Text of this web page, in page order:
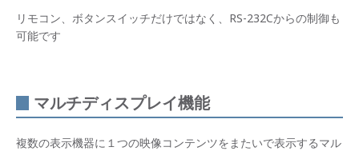
リモコン、ボタンスイッチだけではなく、RS-232Cからの制御も
可能です
マルチディスプレイ機能
複数の表示機器に１つの映像コンテンツをまたいで表示するマル